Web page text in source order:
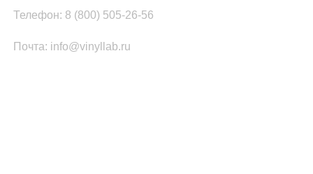
Телефон: 8 (800) 505-26-56
Почта: info@vinyllab.ru